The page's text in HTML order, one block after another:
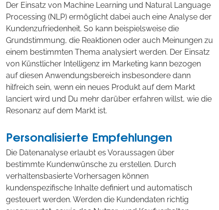
Der Einsatz von Machine Learning und Natural Language
Processing (NLP) ermöglicht dabei auch eine Analyse der
Kundenzufriedenheit. So kann beispielsweise die
Grundstimmung, die Reaktionen oder auch Meinungen zu
einem bestimmten Thema analysiert werden. Der Einsatz
von Künstlicher Intelligenz im Marketing kann bezogen
auf diesen Anwendungsbereich insbesondere dann
hilfreich sein, wenn ein neues Produkt auf dem Markt
lanciert wird und Du mehr darüber erfahren willst, wie die
Resonanz auf dem Markt ist.
Personalisierte Empfehlungen
Die Datenanalyse erlaubt es Voraussagen über
bestimmte Kundenwünsche zu erstellen. Durch
verhaltensbasierte Vorhersagen können
kundenspezifische Inhalte definiert und automatisch
gesteuert werden. Werden die Kundendaten richtig